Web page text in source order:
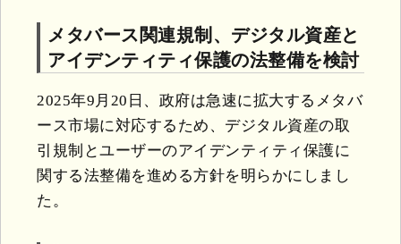
メタバース関連規制、デジタル資産と
アイデンティティ保護の法整備を検討
2025年9月20日、政府は急速に拡大するメタバ
ース市場に対応するため、デジタル資産の取
引規制とユーザーのアイデンティティ保護に
関する法整備を進める方針を明らかにしまし
た。